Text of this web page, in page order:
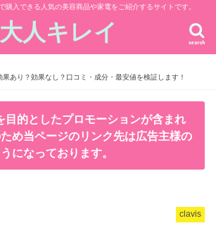
購入できる人気の美容商品や家電をご紹介するサイトです。
大人キレイ search
あり？効果なし？口コミ・成分・最安値を検証します！
目的としたプロモーションが含まれ
め当ページのリンク先は広告主様の
になっております。
clavis